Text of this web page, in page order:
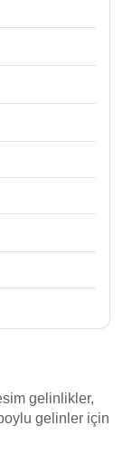
gelinlikler,
gelinler için